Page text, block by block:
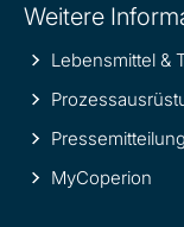
information
Weitere
Lebensmittel &
MyCoperion